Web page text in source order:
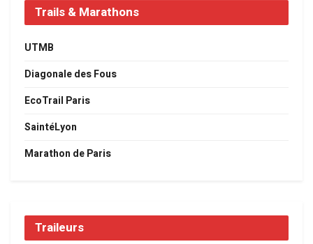
Trails & Marathons
UTMB
Diagonale des Fous
EcoTrail Paris
SaintéLyon
Marathon de Paris
Traileurs